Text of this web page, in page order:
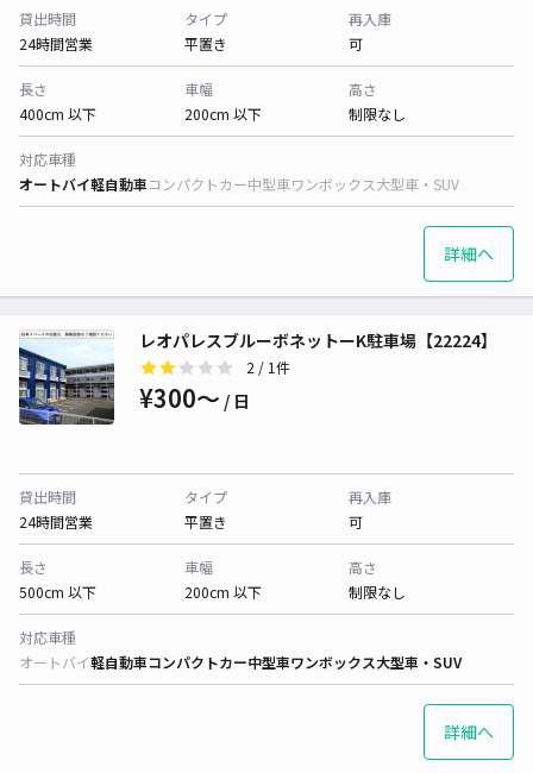
貸出時間
24時間営業
タイプ
平置き
再入庫
可
長さ
400cm 以下
車幅
200cm 以下
高さ
制限なし
対応車種
オートバイ軽自動車コンパクトカー中型車ワンボックス大型車・SUV
詳細へ
レオパレスブルーボネットーK駐車場【22224】
2 / 1件
¥300〜 / 日
貸出時間
24時間営業
タイプ
平置き
再入庫
可
長さ
500cm 以下
車幅
200cm 以下
高さ
制限なし
対応車種
オートバイ軽自動車コンパクトカー中型車ワンボックス大型車・SUV
詳細へ